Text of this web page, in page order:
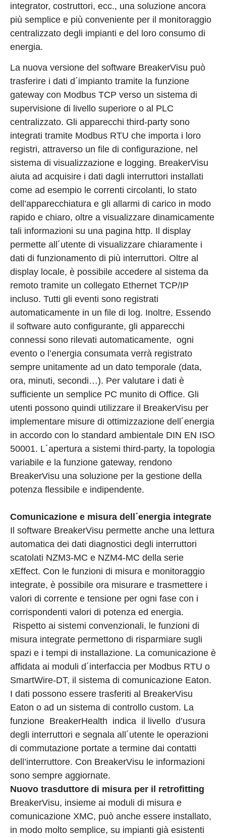
integrator, costruttori, ecc., una soluzione ancora
più semplice e più conveniente per il monitoraggio
centralizzato degli impianti e del loro consumo di
energia.
La nuova versione del software BreakerVisu può
trasferire i dati d´impianto tramite la funzione
gateway con Modbus TCP verso un sistema di
supervisione di livello superiore o al PLC
centralizzato. Gli apparecchi third-party sono
integrati tramite Modbus RTU che importa i loro
registri, attraverso un file di configurazione, nel
sistema di visualizzazione e logging. BreakerVisu
aiuta ad acquisire i dati dagli interruttori installati
come ad esempio le correnti circolanti, lo stato
dell’apparecchiatura e gli allarmi di carico in modo
rapido e chiaro, oltre a visualizzare dinamicamente
tali informazioni su una pagina http. Il display
permette all´utente di visualizzare chiaramente i
dati di funzionamento di più interruttori. Oltre al
display locale, è possibile accedere al sistema da
remoto tramite un collegato Ethernet TCP/IP
incluso. Tutti gli eventi sono registrati
automaticamente in un file di log. Inoltre, Essendo
il software auto configurante, gli apparecchi
connessi sono rilevati automaticamente, ogni
evento o l’energia consumata verrà registrato
sempre unitamente ad un dato temporale (data,
ora, minuti, secondi…). Per valutare i dati è
sufficiente un semplice PC munito di Office. Gli
utenti possono quindi utilizzare il BreakerVisu per
implementare misure di ottimizzazione dell´energia
in accordo con lo standard ambientale DIN EN ISO
50001. L´apertura a sistemi third-party, la topologia
variabile e la funzione gateway, rendono
BreakerVisu una soluzione per la gestione della
potenza flessibile e indipendente.
Comunicazione e misura dell´energia integrate
Il software BreakerVisu permette anche una lettura
automatica dei dati diagnostici degli interruttori
scatolati NZM3-MC e NZM4-MC della serie
xEffect. Con le funzioni di misura e monitoraggio
integrate, è possibile ora misurare e trasmettere i
valori di corrente e tensione per ogni fase con i
corrispondenti valori di potenza ed energia.
Rispetto ai sistemi convenzionali, le funzioni di
misura integrate permettono di risparmiare sugli
spazi e i tempi di installazione. La comunicazione è
affidata ai moduli d´interfaccia per Modbus RTU o
SmartWire-DT, il sistema di comunicazione Eaton.
I dati possono essere trasferiti al BreakerVisu
Eaton o ad un sistema di controllo custom. La
funzione BreakerHealth indica il livello d’usura
degli interruttori e segnala all´utente le operazioni
di commutazione portate a termine dai contatti
dell’interruttore. Con BreakerVisu le informazioni
sono sempre aggiornate.
Nuovo trasduttore di misura per il retrofitting
BreakerVisu, insieme ai moduli di misura e
comunicazione XMC, può anche essere installato,
in modo molto semplice, su impianti già esistenti